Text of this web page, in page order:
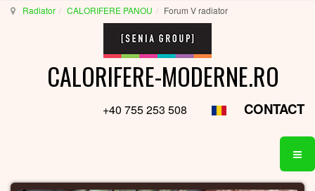
Radiator CALORIFERE PANOU Forum V radiator
CALORIFERE-MODERNE.RO
+40 755 253 508 CONTACT